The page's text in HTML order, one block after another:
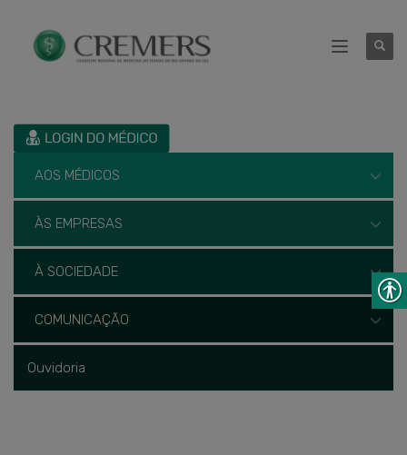
AOS MÉDICOS
ÀS EMPRESAS
À SOCIEDADE
COMUNICAÇÃO
Ouvidoria